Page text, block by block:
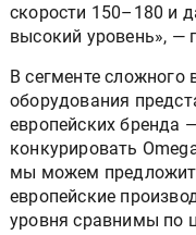
скорости 150–180 и
высокий уровень», —
В сегменте сложного
оборудования
европейских бренда
конкурировать
мы можем
европейские
уровня сравнимы по